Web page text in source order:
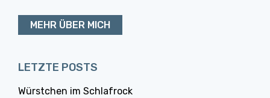
MEHR ÜBER MICH
LETZTE POSTS
Würstchen im Schlafrock